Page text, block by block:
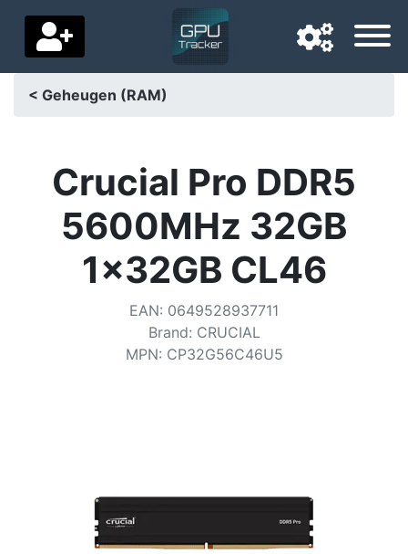
Favoriete bezorgland
Startpagina
Instellingen
< Geheugen (RAM)
Crucial Pro DDR5
5600MHz 32GB
1x32GB CL46
EAN: 0649528937711
Brand: CRUCIAL
MPN: CP32G56C46U5